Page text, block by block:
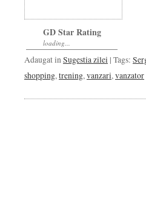
GD Star Rating
loading...
Adaugat inSugestia zilei | Tags:
shopping,trening,vanzari,vanzator